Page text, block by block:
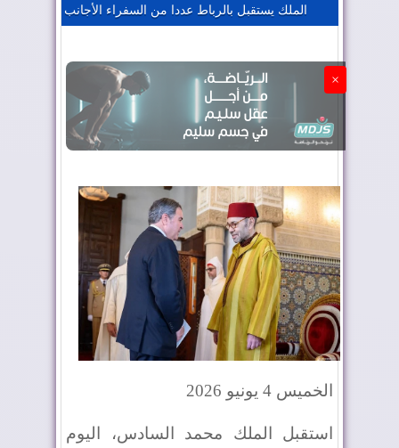
الملك يستقبل بالرباط عددا من السفراء الأجانب
×
الخميس 4 يونيو 2026
استقبل الملك محمد السادس، اليوم